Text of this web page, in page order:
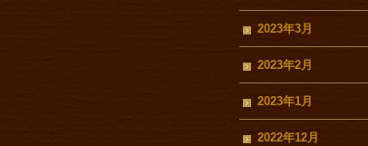
2023年3月
2023年2月
2023年1月
2022年12月